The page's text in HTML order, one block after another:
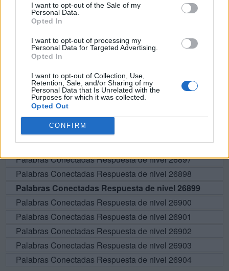
I want to opt-out of the Sale of my
Personal Data.
Opted In
I want to opt-out of processing my
Personal Data for Targeted Advertising.
Opted In
I want to opt-out of Collection, Use,
Retention, Sale, and/or Sharing of my
Personal Data that Is Unrelated with the
Purposes for which it was collected.
Opted Out
CONFIRM
A B
BUSCAR MÁS
RESPUESTAS
Por favor seleccione los niveles:
Palabras Conectadas Respuesta de nivel 26894
Palabras Conectadas Respuesta de nivel 26895
Palabras Conectadas Respuesta de nivel 26896
Palabras Conectadas Respuesta de nivel 26897
Palabras Conectadas Respuesta de nivel 26898
Palabras Conectadas Respuesta de nivel 26899
Palabras Conectadas Respuesta de nivel 26900
Palabras Conectadas Respuesta de nivel 26901
Palabras Conectadas Respuesta de nivel 26902
Palabras Conectadas Respuesta de nivel 26903
Palabras Conectadas Respuesta de nivel 26904